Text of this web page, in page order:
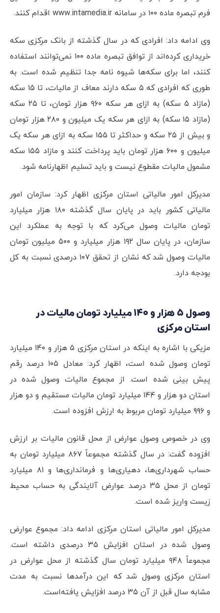
فرم تبصره ماده ۱۰۰ در سامانه www.intamedia.ir اقدام کنند.
وی ادامه داد: افرادی که در سال گذشته از بانک مرکزی سکه
خریداری کرده‌اند از توافق تبصره ماده ۱۰۰ نمی‌توانند استفاده
کنند، اما برای سکه‌ها شیوه نامه جدا تنظیم شده است. به
طوری که افرادی که ۵ سکه دارند معاف از مالیات، تا ۱۵ سکه
(مازاد ۵ سکه) به ازای هر سکه ۹۶۰ هزار تومان، تا ۲۵ سکه
(مازاد ۱۵ سکه) به ازای هر سکه یک میلیون و ۲۸۰ هزار تومان
و بیش از ۲۵ سکه و حداکثر تا ۱۵۵ سکه به ازای هر سکه یک
میلیون و ۶۰۰ هزار تومان باید پرداخت کنند و مازاد ۱۵۵ سکه
مشمول مالیات مقطوع نیست و باید تسلیم اظهارنامه شود.
مدیرکل امور مالیاتی استان مرکزی اظهار کرد: سازمان امور
مالیاتی کشور باید در پایان سال گذشته ۱۸۰ هزار میلیارد
تومان مالیات وصول می‌کرد که با توجه به عملکرد این
سازمان، در پایان سال ۱۹۲ هزار میلیارد و ۵۰۰ میلیون تومان
مالیات وصول شد که نشان از تحقق ۱۰۷ درصدی نسبت به کل
بودجه دارد.
وصول ۵ هزار و ۱۴۰ میلیارد تومان مالیات در
استان مرکزی
مزیکی با اشاره به اینکه در استان مرکزی ۵ هزار و ۱۴۰ میلیارد
تومان وصول شده است، اظهار کرد: معادل ۱۰۵ درصد رقم
پیش بینی شده است. از مجموع مالیات وصول شده در
استان دو هزار و ۱۴۴ میلیارد تومان مالیات مستقیم و دو هزار
و ۹۹۶ میلیارد تومان مربوط به ارزش افزوده است.
وی در خصوص وصول عوارض از محل قانون مالیات بر ارزش
افزوده گفت: در سال گذشته مجموعاً ۸۶۷ میلیارد تومان به
حساب شهرداری‌ها، دهیاری‌ها و فرمانداری‌ها و ۸۱ میلیارد
تومان از محل ۳۵ درصد عوارض آلایندگی به حساب محیط
زیست واریز شده است.
مدیرکل امور مالیاتی استان مرکزی ادامه داد: مجموع عوارض
وصول شده در استان افزایش ۳۵ درصدی داشته است.
مجموعاً ۹۴۸ میلیارد تومان سال گذشته از محل عوارض در
استان مرکزی وصول شد که این درآمدها نسبت به مدت
مشابه سال قبل از آن ۳۵ درصد افزایش یافته‌است.